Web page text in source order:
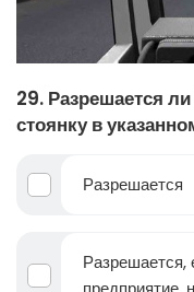
29. Разрешается
стоянку в
Разрешается